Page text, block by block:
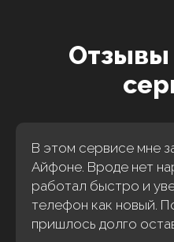
В этом сервисе мне
Айфоне. Вроде нет
работал быстро и
телефон как новый.
пришлось долго